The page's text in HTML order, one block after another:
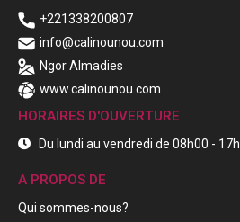
+221338200807
info@calinounou.com
Ngor Almadies
www.calinounou.com
HORAIRES D'OUVERTURE
Du lundi au vendredi de 08h00 - 17h
A PROPOS DE
Qui sommes-nous?